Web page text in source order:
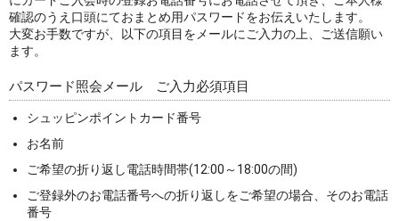
確認のうえ口頭にておまとめ用パスワードをお伝えいたします。
大変お手数ですが、以下の項目をメールにご入力の上、ご送信願い
ます。
パスワード照会メール ご入力必須項目
シュッピンポイントカード番号
お名前
ご希望の折り返し電話時間帯(12:00～18:00の間)
ご登録外のお電話番号への折り返しをご希望の場合、そのお電話
番号